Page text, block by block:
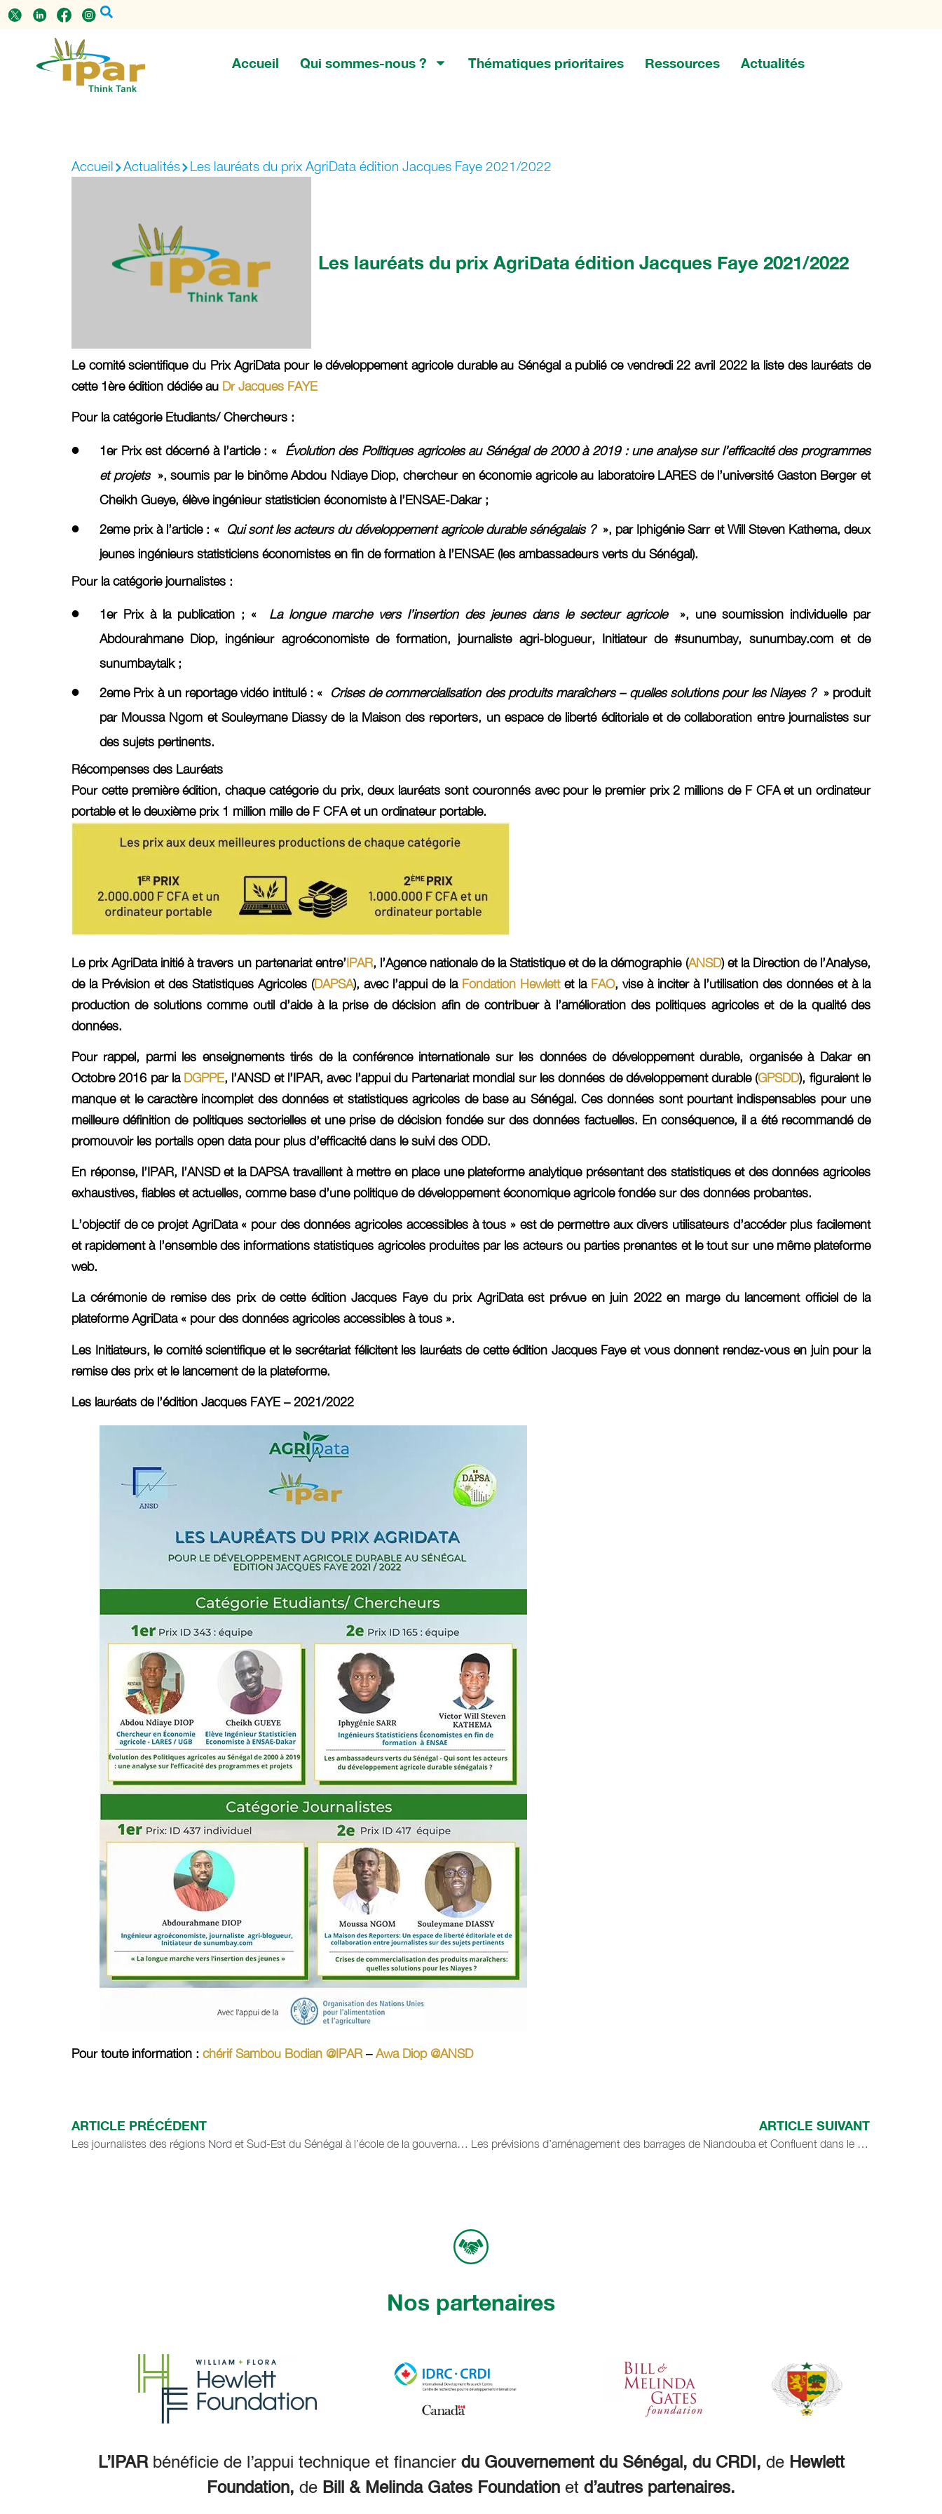
Accueil Qui sommes-nous ? Thématiques prioritaires Ressources Actualités
Accueil Actualités Les lauréats du prix AgriData édition Jacques Faye 2021/2022
Les lauréats du prix AgriData édition Jacques Faye 2021/2022
Le comité scientifique du Prix AgriData pour le développement agricole durable au Sénégal a publié ce vendredi 22 avril 2022 la liste des lauréats de
cette 1ère édition dédiée au Dr Jacques FAYE
Pour la catégorie Etudiants/ Chercheurs :
1er Prixest décerné à l’article : «
Évolution des Politiques agricoles au Sénégal de 2000 à 2019 : une analyse sur l’efficacité des programmes
et projets », soumis par le binôme Abdou Ndiaye Diop, chercheur en économie agricole au laboratoire LARES de l’université Gaston Berger et
Cheikh Gueye, élève ingénieur statisticien économiste à l’ENSAE-Dakar ;
2eme prixà l’article : « Qui sont les acteurs du développement agricole durable sénégalais ? », par Iphigénie Sarr et Will Steven Kathema, deux
jeunes ingénieurs statisticiens économistes en fin de formation à l’ENSAE (les ambassadeurs verts du Sénégal).
Pour la catégorie journalistes :
1er Prixà la publication ; « La longue marche vers l’insertion des jeunes dans le secteur agricole
», une soumission individuelle par
Abdourahmane Diop, ingénieur agroéconomiste de formation, journaliste agri-blogueur, Initiateur de #sunumbay, sunumbay.com et de
sunumbaytalk ;
2eme Prixà un reportage vidéo intitulé : « Crises de commercialisation des produits maraîchers – quelles solutions pour les Niayes ? » produit
par Moussa Ngom et Souleymane Diassy de la Maison des reporters, un espace de liberté éditoriale et de collaboration entre journalistes sur
des sujets pertinents.
Récompenses des Lauréats
Pour cette première édition, chaque catégorie du prix, deux lauréats sont couronnés avec pour le premier prix2 millions de F CFA et un ordinateur
portableet le deuxième prix 1 million mille de F CFA et un ordinateur portable.
Le prix AgriData initié à travers un partenariat entre’IPAR, l’Agence nationale de la Statistique et de la démographie (ANSD) et la Direction de l’Analyse,
de la Prévision et des Statistiques Agricoles (DAPSA), avec l’appui de la Fondation Hewlettet la FAO, vise à inciter à l’utilisation des données et à la
production de solutions comme outil d’aide à la prise de décision afin de contribuer à l’amélioration des politiques agricoles et de la qualité des
données.
Pour rappel, parmi les enseignements tirés de la conférence internationale sur les données de développement durable, organisée à Dakar en
Octobre 2016 par la DGPPE, l’ANSD et l’IPAR, avec l’appui du Partenariat mondial sur les données de développement durable (GPSDD), figuraient le
manque et le caractère incomplet des données et statistiques agricoles de base au Sénégal. Ces données sont pourtant indispensables pour une
meilleure définition de politiques sectorielles et une prise de décision fondée sur des données factuelles. En conséquence, il a été recommandé de
promouvoir les portails open data pour plus d’efficacité dans le suivi des ODD.
En réponse, l’IPAR, l’ANSD et la DAPSA travaillent à mettre en place une plateforme analytique présentant des statistiques et des données agricoles
exhaustives, fiables et actuelles, comme base d’une politique de développement économique agricole fondée sur des données probantes.
L’objectif de ce projet AgriData « pour des données agricoles accessibles à tous » est de permettre aux divers utilisateurs d’accéder plus facilement
et rapidement à l’ensemble des informations statistiques agricoles produites par les acteurs ou parties prenantes et le tout sur une même plateforme
web.
La cérémonie de remise des prix de cette édition Jacques Faye du prix AgriData est prévue en juin 2022 en marge du lancement officiel de la
plateforme AgriData « pour des données agricoles accessibles à tous ».
Les Initiateurs, le comité scientifique et le secrétariat félicitent les lauréats de cette édition Jacques Faye et vous donnent rendez-vous en juin pour la
remise des prix et le lancement de la plateforme.
Les lauréats de l’édition Jacques FAYE – 2021/2022
Pour toute information : chérif Sambou Bodian @IPAR –Awa Diop @ANSD
ARTICLE PRÉCÉDENT
Les journalistes des régions Nord et Sud-Est du Sénégal à l’école de la gouvernance foncière
ARTICLE SUIVANT
Les prévisions d’aménagement des barrages de Niandouba et Confluent dans le bassin de l’Ananbé revues à la baisse
Nos partenaires
L’IPARbénéficie de l’appui technique et financier du Gouvernement du Sénégal, du CRDI, de Hewlett
Foundation, de Bill & Melinda Gates Foundation et d’autres partenaires.